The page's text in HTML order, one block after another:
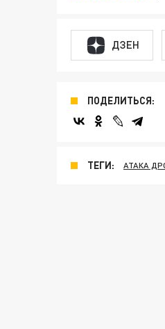
ДЗЕН
ПОДЕЛИТЬСЯ:
ТЕГИ: АТАКА